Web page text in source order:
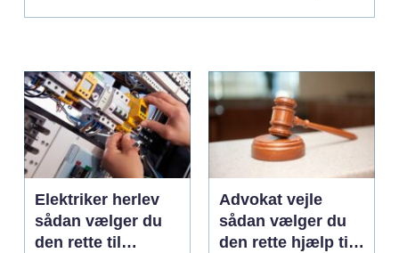
Elektriker herlev
sådan vælger du
den rette til
Advokat vejle
sådan vælger du
den rette hjælp til